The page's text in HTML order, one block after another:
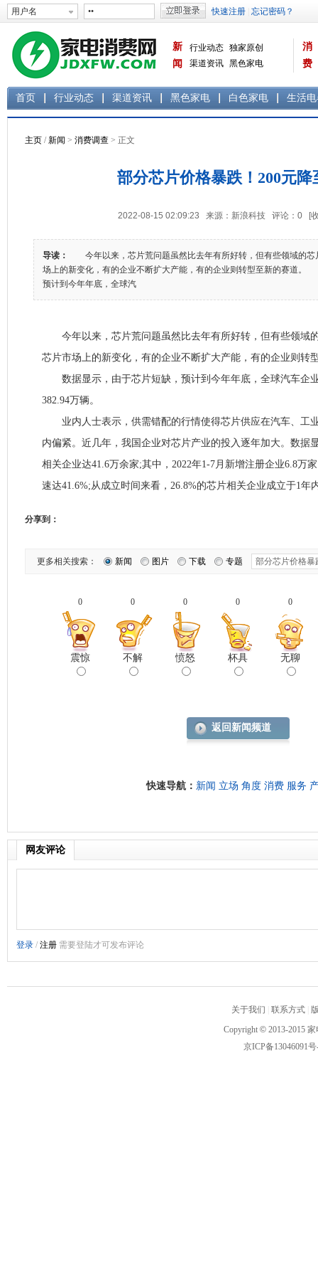
新
闻
行业动态 独家原创
渠道资讯 黑色家电
消
费
首页 行业动态 渠道资讯 黑色家电 白色家电 生活
主页 /新闻 > 消费调查 > 正文
部分芯片价格暴跌！200元降
2022-08-15 02:09:23 来源：新浪科技 评论： 0 [
导读：
今年以来，芯片荒问题虽然比去年有所好转，但有些领域的芯
场上的新变化，有的企业不断扩大产能，有的企业则转型至新的赛道
预计到今年年底，全球汽
今年以来，芯片荒问题虽然比去年有所好转，但有些领域
芯片市场上的新变化，有的企业不断扩大产能，有的企业则转
数据显示，由于芯片短缺，预计到今年年底，全球汽车企
382.94万辆。
业内人士表示，供需错配的行情使得芯片供应在汽车、工
内偏紧。近几年，我国企业对芯片产业的投入逐年加大。数据
相关企业达41.6万余家;其中，2022年1-7月新增注册企业6.8万
速达41.6%;从成立时间来看，26.8%的芯片相关企业成立于1年
分享到：
更多相关搜索： 新闻 图片 下载 专题
0
震惊
0
不解
0
愤怒
0
杯具
0
无聊
返回新闻频道
快速导航： 新闻 立场 角度 消费 服务
网友评论
关于我们 联系方式
Copyright © 2013-2015
京ICP备13046091号